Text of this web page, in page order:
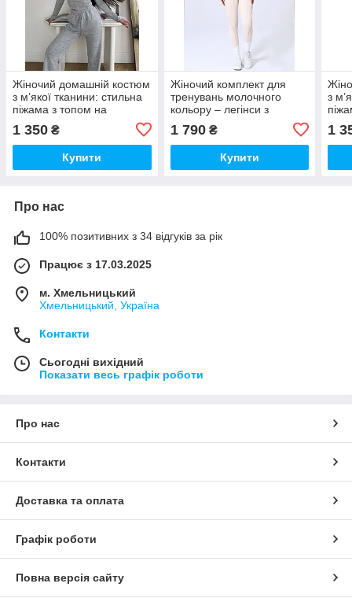
Жіночий домашній костюм
з м’якої тканини: стильна
піжама з топом на
1 350 ₴
Купити
Жіночий комплект для
тренувань молочного
кольору – легінси з
кроп-топ
1 790₴
Купити
з
1
Про нас
100% позитивних з 34 відгуків за рік
Працює з 17.03.2025
м. Хмельницький
Хмельницький, Україна
Контакти
Сьогодні вихідний
Показати весь графік роботи
Про нас
Контакти
Доставка та оплата
Графік роботи
Повна версія сайту